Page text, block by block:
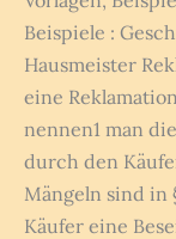
Beispiele :
Hausmeister
eine
nennen1 man
durch den
Mängeln sind in
Käufer eine